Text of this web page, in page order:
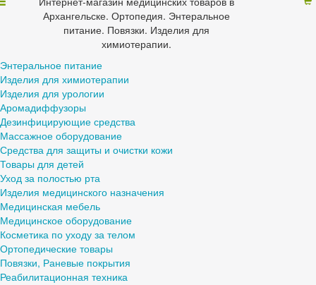
Архангельске. Ортопедия. Энтеральное
питание. Повязки. Изделия для
химиотерапии.
Энтеральное питание
Изделия для химиотерапии
Изделия для урологии
Аромадиффузоры
Дезинфицирующие средства
Массажное оборудование
Средства для защиты и очистки кожи
Товары для детей
Уход за полостью рта
Изделия медицинского назначения
Медицинская мебель
Медицинское оборудование
Косметика по уходу за телом
Ортопедические товары
Повязки, Раневые покрытия
Реабилитационная техника